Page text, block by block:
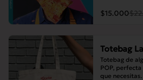
familia.
$15.000
Totebag
Totebag de
POP,
que